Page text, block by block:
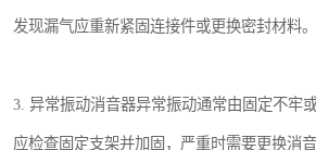
发现漏气应重新紧固连接件或更换密封材料。
3. 异常振动消音器异常振动通常由固定不牢
应检查固定支架并加固，严重时需要更换消音